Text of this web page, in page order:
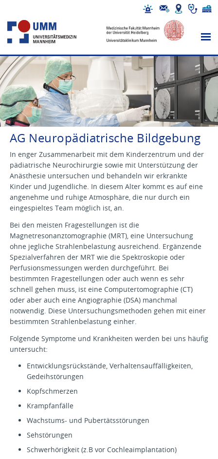
AG Neuropädiatrische Bildgebung
In enger Zusammenarbeit mit dem Kinderzentrum und der
pädiatrische Neurochirurgie sowie mit Unterstützung der
Anästhesie untersuchen und behandeln wir erkrankte
Kinder und Jugendliche. In diesem Alter kommt es auf eine
angenehme und ruhige Atmosphäre, die nur durch ein
eingespieltes Team möglich ist, an.
Bei den meisten Fragestellungen ist die
Magnetresonanztomographie (MRT), eine Untersuchung
ohne jegliche Strahlenbelastung ausreichend. Ergänzende
Spezialverfahren der MRT wie die Spektroskopie oder
Perfusionsmessungen werden durchgeführt. Bei
bestimmten Fragestellungen oder auch wenn es sehr
schnell gehen muss, ist eine Computertomographie (CT)
oder aber auch eine Angiographie (DSA) manchmal
notwendig. Diese Untersuchungsmethoden gehen mit einer
bestimmten Strahlenbelastung einher.
Folgende Symptome und Krankheiten werden bei uns häufig
untersucht:
Entwicklungsrückstände, Verhaltensauffälligkeiten,
Gedeihstörungen
Kopfschmerzen
Krampfanfälle
Wachstums- und Pubertätsstörungen
Sehstörungen
Schwerhörigkeit (z.B vor Cochleaimplantation)